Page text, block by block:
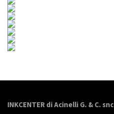
INKCENTER di Acinelli G. & C. snc